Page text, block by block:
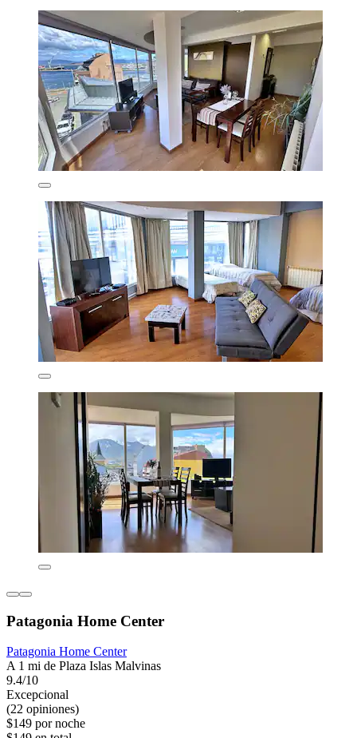
Patagonia Home Center
Patagonia Home Center
A 1 mi de Plaza Islas Malvinas
9.4/10
Excepcional
(22 opiniones)
$149 por noche